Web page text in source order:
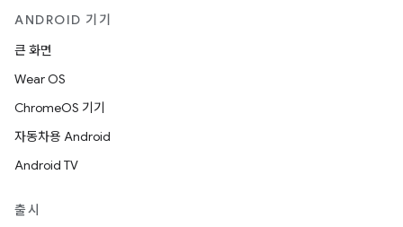
ANDROID 기기
큰 화면
Wear OS
ChromeOS 기기
자동차용 Android
Android TV
출시